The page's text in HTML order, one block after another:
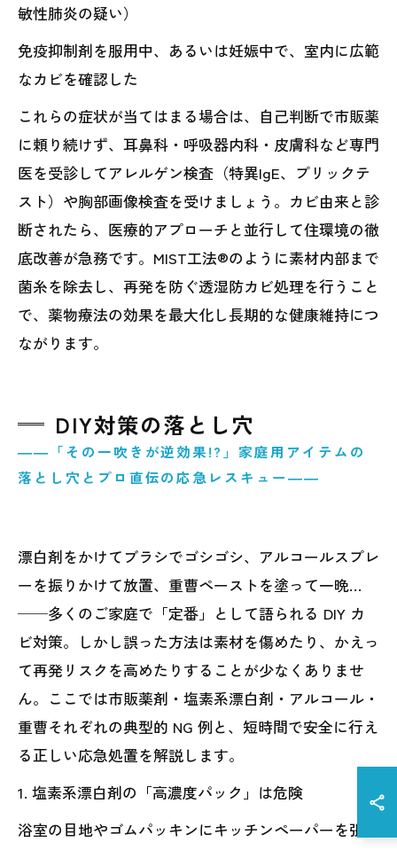
敏性肺炎の疑い）
免疫抑制剤を服用中、あるいは妊娠中で、室内に広範
なカビを確認した
これらの症状が当てはまる場合は、自己判断で市販薬
に頼り続けず、耳鼻科・呼吸器内科・皮膚科など専門
医を受診してアレルゲン検査（特異IgE、プリックテ
スト）や胸部画像検査を受けましょう。カビ由来と診
断されたら、医療的アプローチと並行して住環境の徹
底改善が急務です。MIST工法®のように素材内部まで
菌糸を除去し、再発を防ぐ透湿防カビ処理を行うこと
で、薬物療法の効果を最大化し長期的な健康維持につ
ながります。
DIY対策の落とし穴
――「その一吹きが逆効果!?」家庭用アイテムの
落とし穴とプロ直伝の応急レスキュー――
漂白剤をかけてブラシでゴシゴシ、アルコールスプレ
ーを振りかけて放置、重曹ペーストを塗って一晩…
──多くのご家庭で「定番」として語られる DIY カ
ビ対策。しかし誤った方法は素材を傷めたり、かえっ
て再発リスクを高めたりすることが少なくありませ
ん。ここでは市販薬剤・塩素系漂白剤・アルコール・
重曹それぞれの典型的 NG 例と、短時間で安全に行え
る正しい応急処置を解説します。
1. 塩素系漂白剤の「高濃度パック」は危険
浴室の目地やゴムパッキンにキッチンペーパーを張り